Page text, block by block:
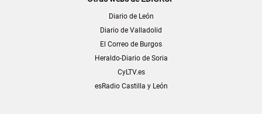
Diario de León
Diario de Valladolid
El Correo de Burgos
Heraldo-Diario de Soria
CyLTV.es
esRadio Castilla y León